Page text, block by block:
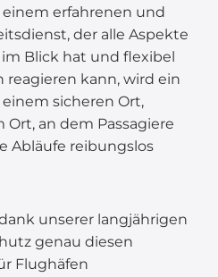
erfahrenen und
der alle Aspekte
Blick hat und flexibel
kann, wird ein
sicheren Ort,
an dem Passagiere
Abläufe reibungslos
unserer langjährigen
genau diesen
Flughäfen